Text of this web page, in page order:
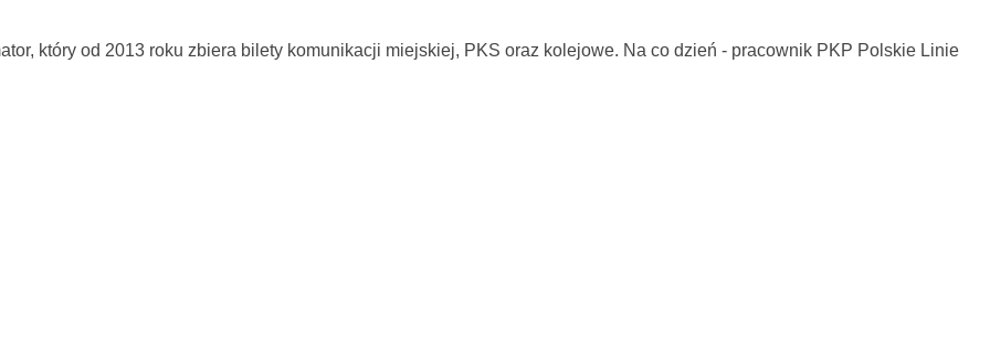
który od 2013 roku zbiera bilety komunikacji miejskiej, PKS oraz kolejowe. Na co dzień - pracownik PKP Polskie Linie